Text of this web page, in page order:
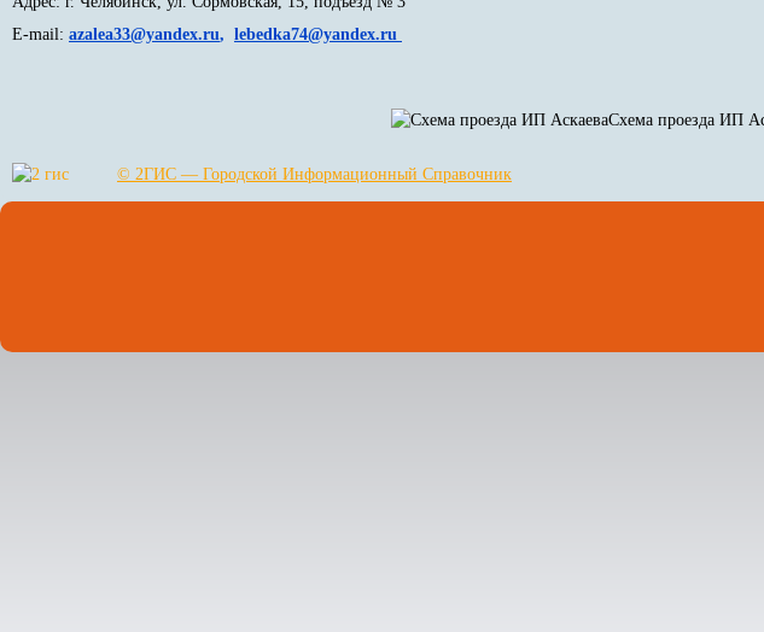
E-mail: azalea33@yandex.ru, lebedka74@yandex.ru
Схема проезда ИП
© 2ГИС — Городской Информационный Справочник